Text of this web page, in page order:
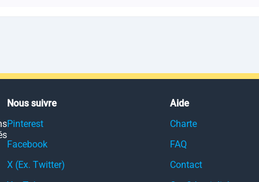
Nous suivre
Pinterest
Facebook
X (Ex. Twitter)
Aide
Charte
FAQ
Contact